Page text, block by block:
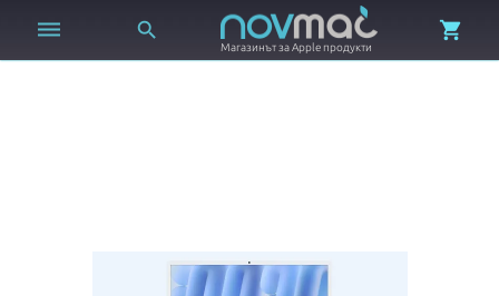
 
Магазинът за Apple продукти
